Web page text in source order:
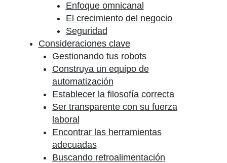
Enfoque omnicanal
El crecimiento del negocio
Seguridad
Consideraciones clave
Gestionando tus robots
Construya un equipo de
automatización
Establecer la filosofía correcta
Ser transparente con su fuerza
laboral
Encontrar las herramientas
adecuadas
Buscando retroalimentación